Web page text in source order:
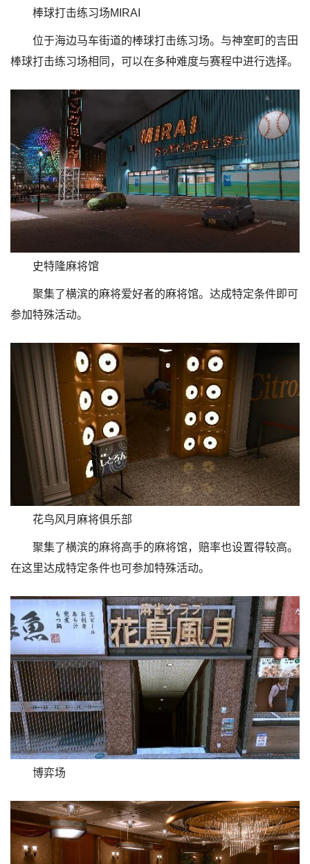
棒球打击练习场MIRAI
位于海边马车街道的棒球打击练习场。与神室町的吉田
棒球打击练习场相同，可以在多种难度与赛程中进行选择。
史特隆麻将馆
聚集了横滨的麻将爱好者的麻将馆。达成特定条件即可
参加特殊活动。
花鸟风月麻将俱乐部
聚集了横滨的麻将高手的麻将馆，赔率也设置得较高。
在这里达成特定条件也可参加特殊活动。
博弈场